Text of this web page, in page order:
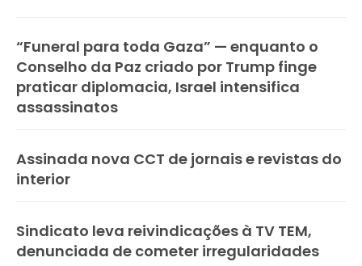
“Funeral para toda Gaza” — enquanto o
Conselho da Paz criado por Trump finge
praticar diplomacia, Israel intensifica
assassinatos
Assinada nova CCT de jornais e revistas do
interior
Sindicato leva reivindicações à TV TEM,
denunciada de cometer irregularidades